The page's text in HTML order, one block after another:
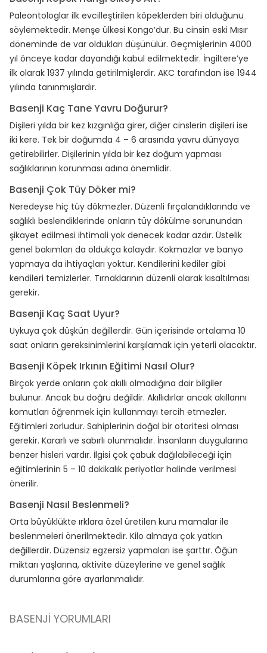
Paleontologlar ilk evcilleştirilen köpeklerden biri olduğunu
söylemektedir. Menşe ülkesi Kongo’dur. Bu cinsin eski Mısır
döneminde de var oldukları düşünülür. Geçmişlerinin 4000
yıl önceye kadar dayandığı kabul edilmektedir. İngiltere’ye
ilk olarak 1937 yılında getirilmişlerdir. AKC tarafından ise 1944
yılında tanınmışlardır.
Basenji Kaç Tane Yavru Doğurur?
Dişileri yılda bir kez kızgınlığa girer, diğer cinslerin dişileri ise
iki kere. Tek bir doğumda 4 – 6 arasında yavru dünyaya
getirebilirler. Dişilerinin yılda bir kez doğum yapması
sağlıklarının korunması adına önemlidir.
Basenji Çok Tüy Döker mi?
Neredeyse hiç tüy dökmezler. Düzenli fırçalandıklarında ve
sağlıklı beslendiklerinde onların tüy dökülme sorunundan
şikayet edilmesi ihtimali yok denecek kadar azdır. Üstelik
genel bakımları da oldukça kolaydır. Kokmazlar ve banyo
yapmaya da ihtiyaçları yoktur. Kendilerini kediler gibi
kendileri temizlerler. Tırnaklarının düzenli olarak kısaltılması
gerekir.
Basenji Kaç Saat Uyur?
Uykuya çok düşkün değillerdir. Gün içerisinde ortalama 10
saat onların gereksinimlerini karşılamak için yeterli olacaktır.
Basenji Köpek Irkının Eğitimi Nasıl Olur?
Birçok yerde onların çok akıllı olmadığına dair bilgiler
bulunur. Ancak bu doğru değildir. Akıllıdırlar ancak akıllarını
komutları öğrenmek için kullanmayı tercih etmezler.
Eğitimleri zorludur. Sahiplerinin doğal bir otoritesi olması
gerekir. Kararlı ve sabırlı olunmalıdır. İnsanların duygularına
benzer hisleri vardır. İlgisi çok çabuk dağılabileceği için
eğitimlerinin 5 – 10 dakikalık periyotlar halinde verilmesi
önerilir.
Basenji Nasıl Beslenmeli?
Orta büyüklükte ırklara özel üretilen kuru mamalar ile
beslenmeleri önerilmektedir. Kilo almaya çok yatkın
değillerdir. Düzensiz egzersiz yapmaları ise şarttır. Öğün
miktarı yaşlarına, aktivite düzeylerine ve genel sağlık
durumlarına göre ayarlanmalıdır.
BASENJI YORUMLARI